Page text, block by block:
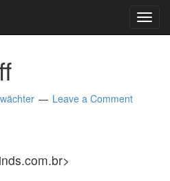
Leave a Comment